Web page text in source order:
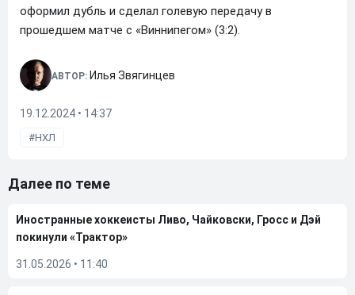
оформил дубль и сделал голевую передачу в
прошедшем матче с «Виннипегом» (3:2).
АВТОР: Илья Звягинцев
19.12.2024 • 14:37
НХЛ
Далее по теме
Иностранные хоккеисты Ливо, Чайковски, Гросс и Дэй
покинули «Трактор»
31.05.2026 • 11:40